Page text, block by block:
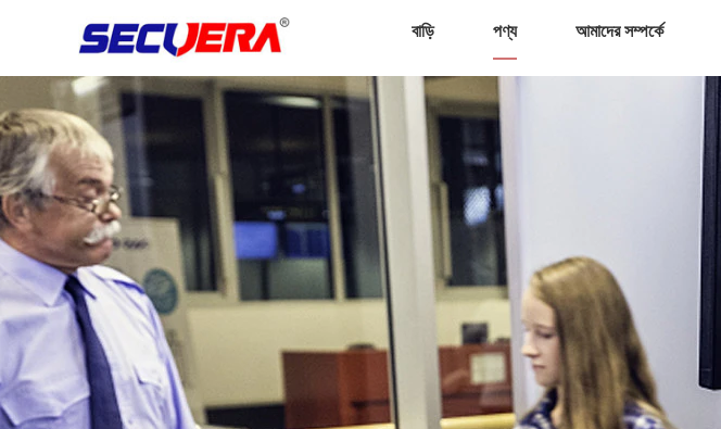
বাড়ি পণ্য আমাদের সম্পর্কে